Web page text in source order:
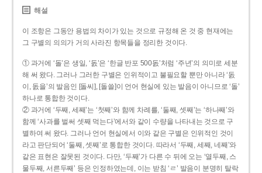
해설
이 조항은 그동안 용법의 차이가 있는 것으로 규정해 온 것 중 현재에는
그 구별의 의의가 거의 사라진 항목들을 정리한 것이다.
① 과거에 ‘돌’은 생일, ‘돐’은 ‘한글 반포 500돐’처럼 ‘주년’의 의미로 세분
해 써 왔다. 그러나 그러한 구별은 인위적이고 불필요할 뿐만 아니라 ‘돐
이, 돐을’의 발음인 [돌씨], [돌쓸]이 언어 현실에 있는 발음이 아니므로 ‘돌’
하나로 통합한 것이다.
② 과거에 ‘두째, 세째’는 ‘첫째’와 함께 차례를, ‘둘째, 셋째’는 ‘하나째’와
함께 ‘사과를 벌써 셋째 먹는다’에서와 같이 수량을 나타내는 것으로 구
별하여 써 왔다. 그러나 언어 현실에서 이와 같은 구별은 인위적인 것이
라고 판단되어 ‘둘째, 셋째’로 통합한 것이다. 따라서 ‘두째, 세째, 네째’와
같은 표현은 잘못된 것이다. 다만, ‘두째’가 다른 수 뒤에 오는 ‘열두째, 스
물두째, 서른두째’ 등은 인정하였는데, 이는 받침 ‘ㄹ’ 발음이 분명히 탈락